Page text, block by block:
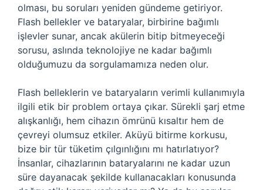
olması, bu soruları yeniden gündeme getiriyor.
Flash bellekler ve bataryalar, birbirine bağımlı
işlevler sunar, ancak akülerin bitip bitmeyeceği
sorusu, aslında teknolojiye ne kadar bağımlı
olduğumuzu da sorgulamamıza neden olur.
Flash belleklerin ve bataryaların verimli kullanımıyla
ilgili etik bir problem ortaya çıkar. Sürekli şarj etme
alışkanlığı, hem cihazın ömrünü kısaltır hem de
çevreyi olumsuz etkiler. Aküyü bitirme korkusu,
bize bir tür tüketim çılgınlığını mı hatırlatıyor?
İnsanlar, cihazlarının bataryalarını ne kadar uzun
süre dayanacak şekilde kullanacakları konusunda